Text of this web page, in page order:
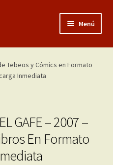
Menú
GAFE – 2007 –
En Formato